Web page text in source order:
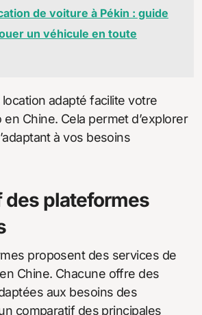
de voiture à Pékin : guide
un véhicule en toute
adapté facilite votre
Chine. Cela permet d’explorer
à vos besoins
des plateformes
proposent des services de
Chine. Chacune offre des
aux besoins des
comparatif des principales